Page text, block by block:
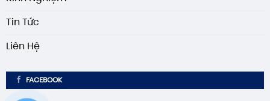
Tin Tức
Liên Hệ
FACEBOOK